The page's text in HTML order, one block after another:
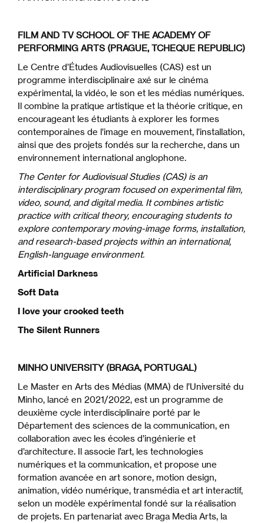
FILM AND TV SCHOOL OF THE ACADEMY OF
PERFORMING ARTS (PRAGUE, TCHEQUE REPUBLIC)
Le Centre d’Études Audiovisuelles (CAS) est un
programme interdisciplinaire axé sur le cinéma
expérimental, la vidéo, le son et les médias numériques.
Il combine la pratique artistique et la théorie critique, en
encourageant les étudiants à explorer les formes
contemporaines de l’image en mouvement, l’installation,
ainsi que des projets fondés sur la recherche, dans un
environnement international anglophone.
The Center for Audiovisual Studies (CAS) is an
interdisciplinary program focused on experimental film,
video, sound, and digital media. It combines artistic
practice with critical theory, encouraging students to
explore contemporary moving-image forms, installation,
and research-based projects within an international,
English-language environment.
Artificial Darkness
Soft Data
I love your crooked teeth
The Silent Runners
MINHO UNIVERSITY (BRAGA, PORTUGAL)
Le Master en Arts des Médias (MMA) de l’Université du
Minho, lancé en 2021/2022, est un programme de
deuxième cycle interdisciplinaire porté par le
Département des sciences de la communication, en
collaboration avec les écoles d’ingénierie et
d’architecture. Il associe l’art, les technologies
numériques et la communication, et propose une
formation avancée en art sonore, motion design,
animation, vidéo numérique, transmédia et art interactif,
selon un modèle expérimental fondé sur la réalisation
de projets. En partenariat avec Braga Media Arts, la